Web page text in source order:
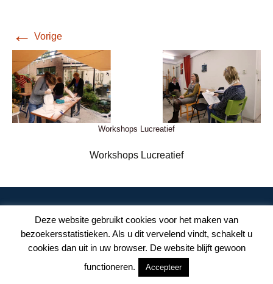
← Vorige
Workshops Lucreatief
Workshops Lucreatief
Alle afbeeldingen op deze website zijn auteursrechtelijk beschermd.
Deze website gebruikt cookies voor het maken van
bezoekersstatistieken. Als u dit vervelend vindt, schakelt u
cookies dan uit in uw browser. De website blijft gewoon
functioneren.
Accepteer